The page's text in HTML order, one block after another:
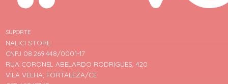
SUPORTE
NALICI STORE
CNPJ 08.269.448/0001-17
RUA CORONEL ABELARDO RODRIGUES, 420
VILA VELHA, FORTALEZA/CE